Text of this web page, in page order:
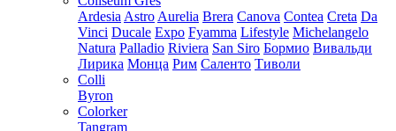
Ardesia Astro Aurelia Brera Canova Contea Creta Da
Vinci Ducale Expo Fyamma Lifestyle Michelangelo
Natura Palladio Riviera San Siro Бормио Вивальди
Лирика Монца Рим Саленто Тиволи
Colli
Byron
Colorker
Tangram